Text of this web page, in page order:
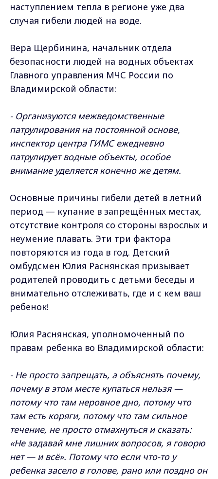
наступлением тепла в регионе уже два
случая гибели людей на воде.
Вера Щербинина, начальник отдела
безопасности людей на водных объектах
Главного управления МЧС России по
Владимирской области:
- Организуются межведомственные
патрулирования на постоянной основе,
инспектор центра ГИМС ежедневно
патрулирует водные объекты, особое
внимание уделяется конечно же детям.
Основные причины гибели детей в летний
период — купание в запрещённых местах,
отсутствие контроля со стороны взрослых и
неумение плавать. Эти три фактора
повторяются из года в год. Детский
омбудсмен Юлия Раснянская призывает
родителей проводить с детьми беседы и
внимательно отслеживать, где и с кем ваш
ребенок!
Юлия Раснянская, уполномоченный по
правам ребенка во Владимирской области:
- Не просто запрещать, а объяснять почему,
почему в этом месте купаться нельзя —
потому что там неровное дно, потому что
там есть коряги, потому что там сильное
течение, не просто отмахнуться и сказать:
«Не задавай мне лишних вопросов, я говорю
нет — и всё». Потому что если что-то у
ребенка засело в голове, рано или поздно он